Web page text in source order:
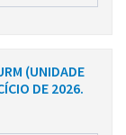
(UNIDADE
DE 2026.